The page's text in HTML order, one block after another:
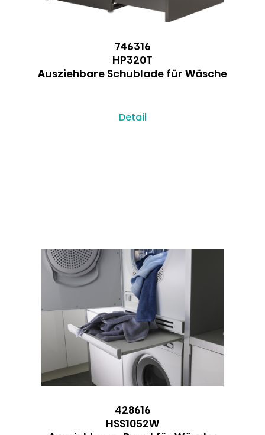
746316
HP320T
Ausziehbare Schublade für Wäsche
Detail
428616
HSS1052W